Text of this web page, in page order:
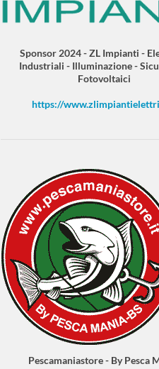
Sponsor 2024 - ZL Impianti -
Industriali - Illuminazione -
Fotovoltaici
https://
Pescamaniastore - By Pesca